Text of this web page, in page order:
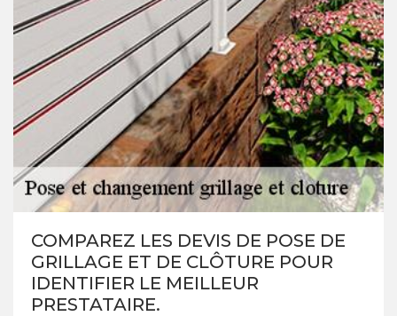
COMPAREZ LES DEVIS DE POSE DE
GRILLAGE ET DE CLÔTURE POUR
IDENTIFIER LE MEILLEUR
PRESTATAIRE.